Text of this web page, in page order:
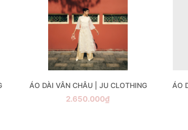
ÁO DÀI VÂN CHÂU | JU CLOTHING
2.650.000₫
ÁO